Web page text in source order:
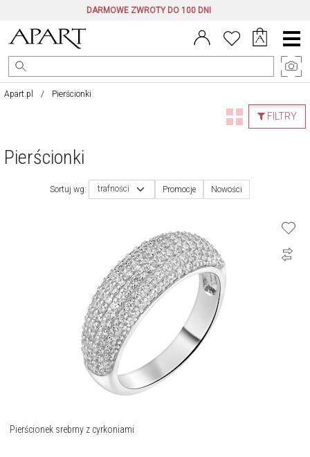
DARMOWE ZWROTY DO 100 DNI
Menu
główne
Apart.pl Pierścionki
FILTRY
Pierścionki
Sortuj wg: trafności Promocje Nowości
Pierścionek srebrny z cyrkoniami